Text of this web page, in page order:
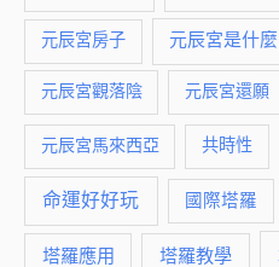
元辰宮房子 元辰宮是什麼
元辰宮觀落陰 元辰宮還願
元辰宮馬來西亞 共時性
命運好好玩 國際塔羅
塔羅應用 塔羅教學